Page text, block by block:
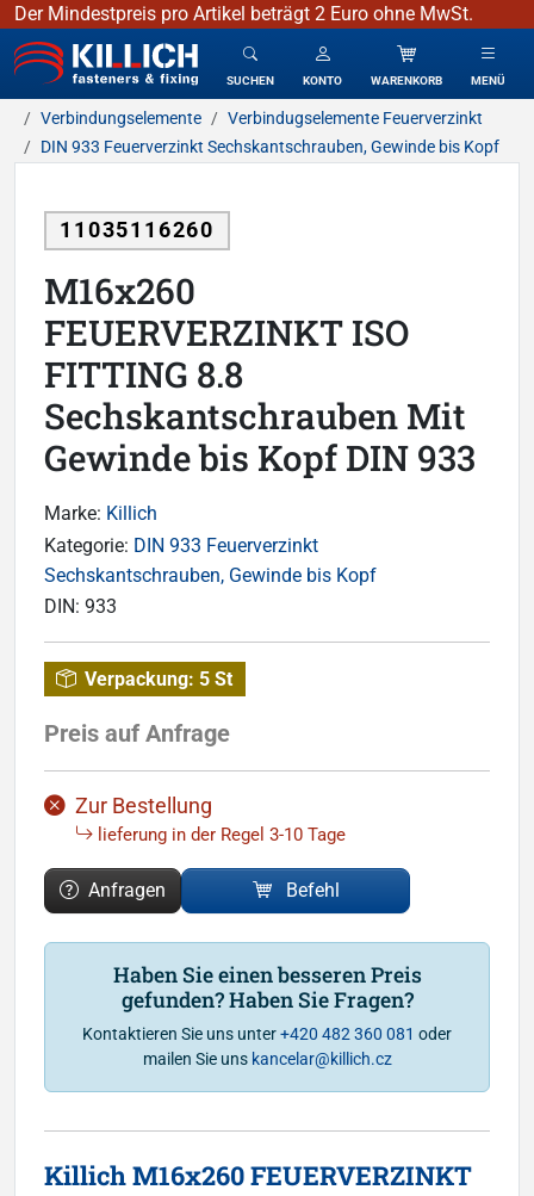
Der Mindestpreis pro Artikel beträgt 2 Euro ohne MwSt.
KILLICH - Verbindungselemente
SUCHEN KONTO WARENKORB MENÜ
Verbindungselemente
Verbindugselemente Feuerverzinkt
DIN 933 Feuerverzinkt Sechskantschrauben, Gewinde bis Kopf
11035116260
M16x260
FEUERVERZINKT ISO
FITTING 8.8
Sechskantschrauben Mit
Gewinde bis Kopf DIN 933
Marke: Killich
Kategorie: DIN 933 Feuerverzinkt
Sechskantschrauben, Gewinde bis Kopf
DIN: 933
Verpackung: 5 St
Preis auf Anfrage
Zur Bestellung
lieferung in der Regel 3-10 Tage
Anfragen Befehl
Haben Sie einen besseren Preis
gefunden? Haben Sie Fragen?
Kontaktieren Sie uns unter+420 482 360 081 oder
mailen Sie uns kancelar@killich.cz
Killich M16x260 FEUERVERZINKT